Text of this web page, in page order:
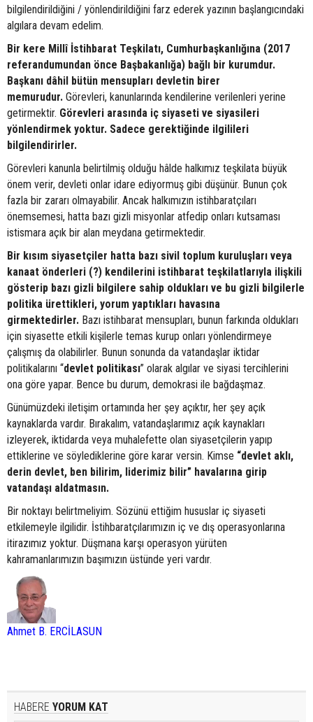
bilgilendirildiğini / yönlendirildiğini farz ederek yazının başlangıcındaki
algılara devam edelim.
Bir kere Millî İstihbarat Teşkilatı, Cumhurbaşkanlığına (2017
referandumundan önce Başbakanlığa) bağlı bir kurumdur.
Başkanı dâhil bütün mensupları devletin birer
memurudur. Görevleri, kanunlarında kendilerine verilenleri yerine
getirmektir. Görevleri arasında iç siyaseti ve siyasileri
yönlendirmek yoktur. Sadece gerektiğinde ilgilileri
bilgilendirirler.
Görevleri kanunla belirtilmiş olduğu hâlde halkımız teşkilata büyük
önem verir, devleti onlar idare ediyormuş gibi düşünür. Bunun çok
fazla bir zararı olmayabilir. Ancak halkımızın istihbaratçıları
önemsemesi, hatta bazı gizli misyonlar atfedip onları kutsaması
istismara açık bir alan meydana getirmektedir.
Bir kısım siyasetçiler hatta bazı sivil toplum kuruluşları veya
kanaat önderleri (?) kendilerini istihbarat teşkilatlarıyla ilişkili
gösterip bazı gizli bilgilere sahip oldukları ve bu gizli bilgilerle
politika ürettikleri, yorum yaptıkları havasına
girmektedirler. Bazı istihbarat mensupları, bunun farkında oldukları
için siyasette etkili kişilerle temas kurup onları yönlendirmeye
çalışmış da olabilirler. Bunun sonunda da vatandaşlar iktidar
politikalarını “devlet politikası” olarak algılar ve siyasi tercihlerini
ona göre yapar. Bence bu durum, demokrasi ile bağdaşmaz.
Günümüzdeki iletişim ortamında her şey açıktır, her şey açık
kaynaklarda vardır. Bırakalım, vatandaşlarımız açık kaynakları
izleyerek, iktidarda veya muhalefette olan siyasetçilerin yapıp
ettiklerine ve söylediklerine göre karar versin. Kimse “devlet aklı,
derin devlet, ben bilirim, liderimiz bilir” havalarına girip
vatandaşı aldatmasın.
Bir noktayı belirtmeliyim. Sözünü ettiğim hususlar iç siyaseti
etkilemeyle ilgilidir. İstihbaratçılarımızın iç ve dış operasyonlarına
itirazımız yoktur. Düşmana karşı operasyon yürüten
kahramanlarımızın başımızın üstünde yeri vardır.
Ahmet B. ERCİLASUN
HABERE YORUM KAT